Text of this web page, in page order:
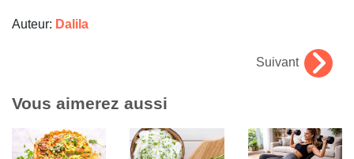
Auteur: Dalila
Suivant
Vous aimerez aussi